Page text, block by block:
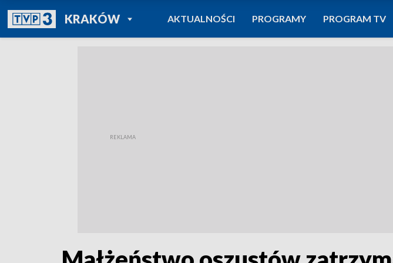
KRAKÓWPOWRÓT DO
TVP REGIONY
AKTUALNOŚCI PROGRAMY PROGRAM TV